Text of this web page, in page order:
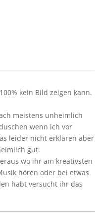
kein Bild zeigen kann.
meistens unheimlich
wenn ich vor
leider nicht erklären aber
gut.
wo ihr am kreativsten
hören oder bei etwas
habt versucht ihr das